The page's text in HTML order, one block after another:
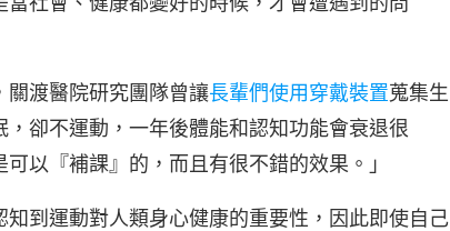
渡醫院研究團隊曾讓長輩們使用穿戴裝置蒐集生
卻不運動，一年後體能和認知功能會衰退很
以『補課』的，而且有很不錯的效果。」
到運動對人類身心健康的重要性，因此即使自己